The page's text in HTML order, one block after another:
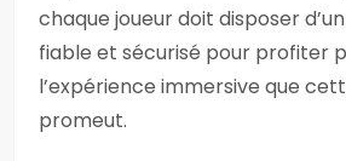
chaque joueur doit disposer
fiable et sécurisé pour profiter
l’expérience immersive que
promeut.